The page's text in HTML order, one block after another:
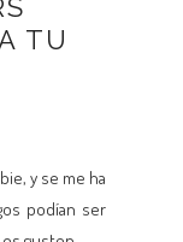
TU
y se me ha
podían ser